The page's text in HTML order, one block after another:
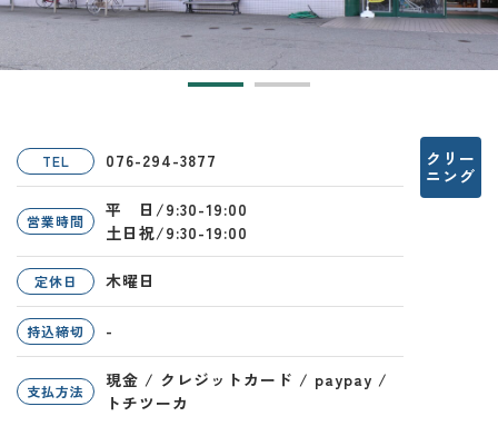
TEL 076-294-3877
営業時間
平 日/9:30-19:00
土日祝/9:30-19:00
定休日 木曜日
持込締切 -
支払方法
現金 / クレジットカード / paypay /
トチツーカ
クリー
ニング